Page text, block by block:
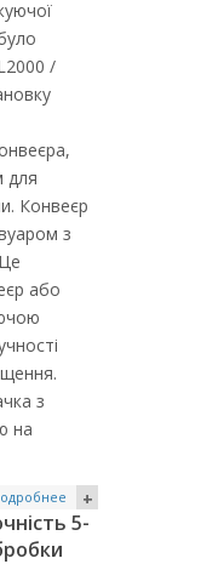
/
для
Конвеєр
з
або
з
на
+
5-